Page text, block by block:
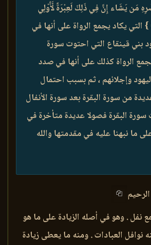
مَن يَشَاء إِنَّ فِي ذَلِكَ لَعِبْرَةً لَّأُوْلِي
} التي يكاد يجمع الرواة على أنها في
بني قينقاع التي احتوت سورة
الرواة كذلك على أنها في صدد
وإجلائهم ، ثم بسبب احتمال
من سورة البقرة بعد سورة الأنفال
البقرة فصولا عديدة متأخرة في
ما نبهنا عليه في مقدمتها والله
نفل . وهو في أصله الزيادة على ما هو
العبادات . ومنه ما يعطى زيادة